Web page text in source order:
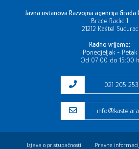
Javna ustanova Razvojna agencija Grada
Braće Radić 1
21212 Kaštel Sućurac
Radno vrijeme:
Ponedjeljak - Petak
Od 07:00 do 15:00 h
021 205 253
Izjava o pristupačnosti Pravne